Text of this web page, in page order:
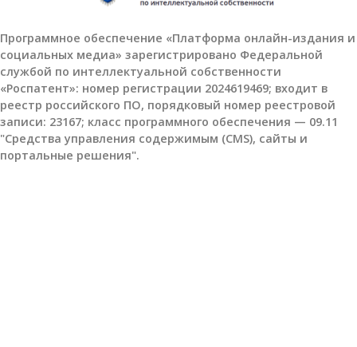
Программное обеспечение «Платформа онлайн-издания и
социальных медиа» зарегистрировано Федеральной
службой по интеллектуальной собственности
«Роспатент»: номер регистрации 2024619469; входит в
реестр российского ПО, порядковый номер реестровой
записи: 23167; класс программного обеспечения — 09.11
"Средства управления содержимым (CMS), сайты и
портальные решения".